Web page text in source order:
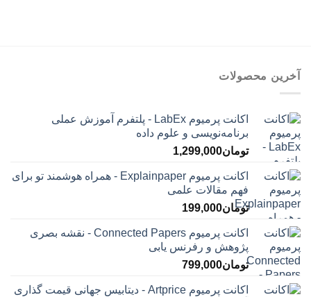
آخرین محصولات
اکانت پرمیوم LabEx - پلتفرم آموزش عملی
برنامه‌نویسی و علوم داده
تومان1,299,000
اکانت پرمیوم Explainpaper - همراه هوشمند تو برای
فهم مقالات علمی
تومان199,000
اکانت پرمیوم Connected Papers - نقشه بصری
پژوهش و رفرنس یابی
تومان799,000
اکانت پرمیوم Artprice - دیتابیس جهانی قیمت ‌گذاری